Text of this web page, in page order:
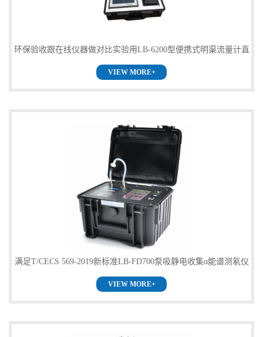
环保验收跟在线仪器做对比实验用LB-6200型便携式明渠流量计直
销
VIEW MORE+
满足T/CECS 569-2019新标准LB-FD700泵吸静电收集α能谱测氡仪
大量
VIEW MORE+